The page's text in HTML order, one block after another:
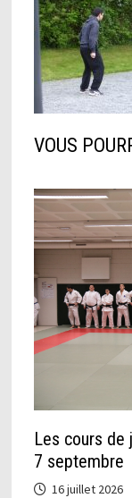
VOUS
Les cours de
7 septembre
16 juillet 2026